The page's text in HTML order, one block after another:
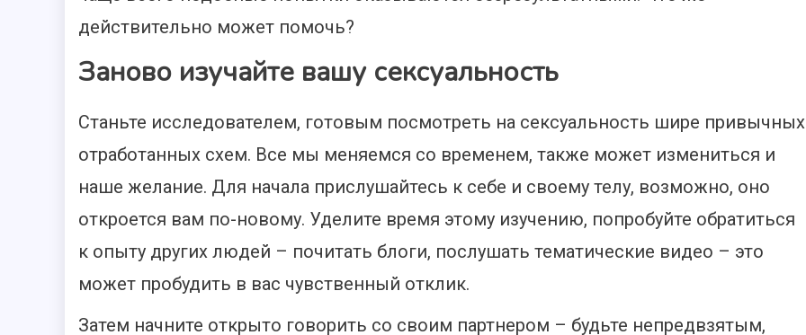
действительно может помочь?
Заново изучайте вашу сексуальность
Станьте исследователем, готовым посмотреть на сексуальность шире привычных
отработанных схем. Все мы меняемся со временем, также может измениться и
наше желание. Для начала прислушайтесь к себе и своему телу, возможно, оно
откроется вам по-новому. Уделите время этому изучению, попробуйте обратиться
к опыту других людей – почитать блоги, послушать тематические видео – это
может пробудить в вас чувственный отклик.
Затем начните открыто говорить со своим партнером – будьте непредвзятым,